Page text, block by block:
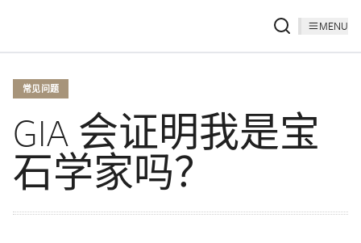
MENU
常见问题
GIA 会证明我是宝
石学家吗？